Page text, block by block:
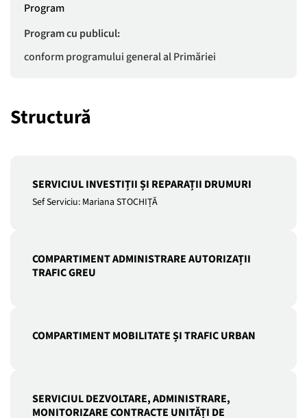
Program
Program cu publicul:
conform programului general al Primăriei
Structură
SERVICIUL INVESTIȚII ȘI REPARAȚII DRUMURI
Sef Serviciu: Mariana STOCHIȚĂ
COMPARTIMENT ADMINISTRARE AUTORIZAȚII
TRAFIC GREU
COMPARTIMENT MOBILITATE ȘI TRAFIC URBAN
SERVICIUL DEZVOLTARE, ADMINISTRARE,
MONITORIZARE CONTRACTE UNITĂȚI DE